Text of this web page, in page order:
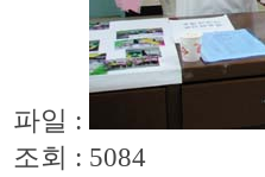
파일 :
조회 : 5084